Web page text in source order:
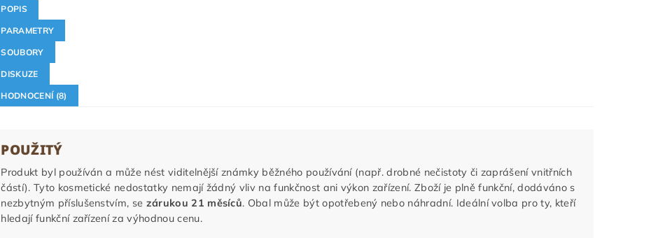
POPIS
PARAMETRY
SOUBORY
DISKUZE
HODNOCENÍ (8)
POUŽITÝ
Produkt byl používán a může nést viditelnější známky běžného používání (např. drobné nečistoty či zaprášení vnitřních
částí). Tyto kosmetické nedostatky nemají žádný vliv na funkčnost ani výkon zařízení. Zboží je plně funkční, dodáváno s
nezbytným příslušenstvím, se zárukou 21 měsíců. Obal může být opotřebený nebo náhradní. Ideální volba pro ty, kteří
hledají funkční zařízení za výhodnou cenu.